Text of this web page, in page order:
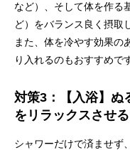
など）、そして体を作る
ど）をバランス良く摂取
また、体を冷やす効果の
り入れるのもおすすめで
対策3：【入浴】ぬ
をリラックスさせる
シャワーだけで済ませず